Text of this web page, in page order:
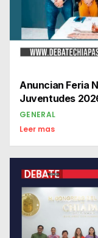
Anuncian Feria
Juventudes
GENERAL
Leer mas